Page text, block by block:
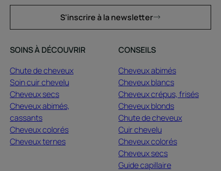
S'inscrire à la newsletter
SOINS À DÉCOUVRIR
Chute de cheveux
Soin cuir chevelu
Cheveux secs
Cheveux abimés,
cassants
Cheveux colorés
Cheveux ternes
CONSEILS
Cheveux abimés
Cheveux blancs
Cheveux crépus, frisés
Cheveux blonds
Chute de cheveux
Cuir chevelu
Cheveux colorés
Cheveux secs
Guide capillaire